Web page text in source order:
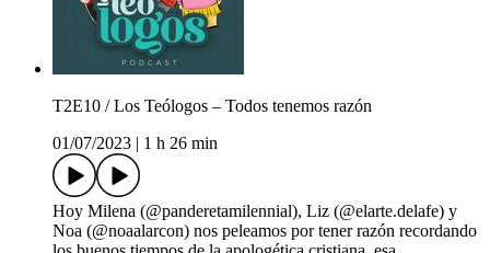
T2E10 / Los Teólogos – Todos tenemos razón
01/07/2023
1 h 26 min
Hoy Milena (@panderetamilennial), Liz (@elarte.delafe) y
Noa (@noaalarcon) nos peleamos por tener razón recordando